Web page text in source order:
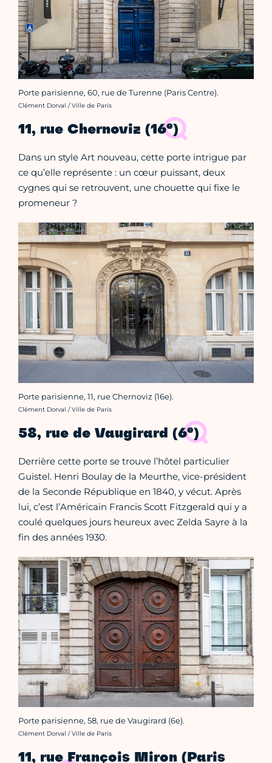
Porte parisienne, 60, rue de Turenne (Paris Centre).
Crédit photo :
Clément Dorval / Ville de Paris
11, rue Chernoviz (16e)
Dans un style Art nouveau, cette porte intrigue par
ce qu’elle représente : un cœur puissant, deux
cygnes qui se retrouvent, une chouette qui fixe le
promeneur ?
Porte parisienne, 11, rue Chernoviz (16e).
Crédit photo :
Clément Dorval / Ville de Paris
58, rue de Vaugirard (6e)
Derrière cette porte se trouve l’hôtel particulier
Guistel. Henri Boulay de la Meurthe, vice-président
de la Seconde République en 1840, y vécut. Après
lui, c’est l’Américain Francis Scott Fitzgerald qui y a
coulé quelques jours heureux avec Zelda Sayre à la
fin des années 1930.
Porte parisienne, 58, rue de Vaugirard (6e).
Crédit photo :
Clément Dorval / Ville de Paris
11, rue François Miron (Paris